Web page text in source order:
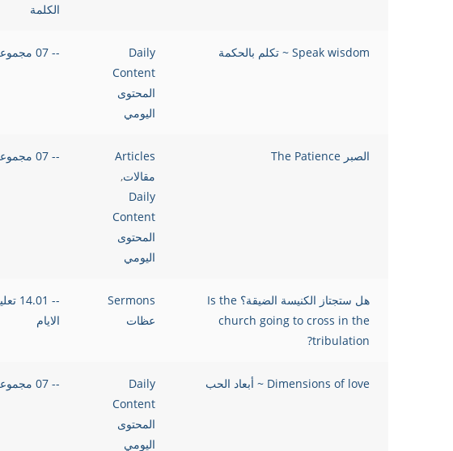
الكلمة
Speak wisdom ~ تكلم بالحكمة
Daily
Content
المحتوى
اليومي
-- 07 مجموعة 7 تأملات عامة
الصبر The Patience
Articles
مقالات,
Daily
Content
المحتوى
اليومي
-- 07 مجموعة 7 تأملات عامة
هل ستجتاز الكنيسة الضيقة؟ Is the
church going to cross in the
tribulation?
Sermons
عظات
--
الايام
Dimensions of love ~ أبعاد الحب
Daily
Content
المحتوى
اليومي
-- 07 مجموعة 7 تأملات عامة